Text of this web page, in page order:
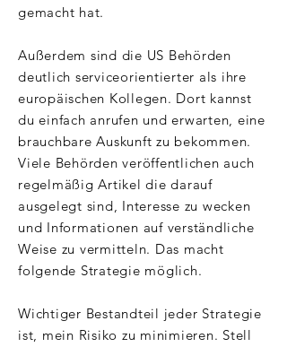
gemacht hat.
Außerdem sind die US Behörden
deutlich serviceorientierter als ihre
europäischen Kollegen. Dort kannst
du einfach anrufen und erwarten, eine
brauchbare Auskunft zu bekommen.
Viele Behörden veröffentlichen auch
regelmäßig Artikel die darauf
ausgelegt sind, Interesse zu wecken
und Informationen auf verständliche
Weise zu vermitteln. Das macht
folgende Strategie möglich.
Wichtiger Bestandteil jeder Strategie
ist, mein Risiko zu minimieren. Stell